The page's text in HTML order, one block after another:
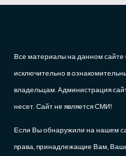
Все материалы на данном сайте
исключительно в
владельцам. Администрация
несет. Сайт не является СМИ!
Если Вы обнаружили на нашем
права, принадлежащие Вам,